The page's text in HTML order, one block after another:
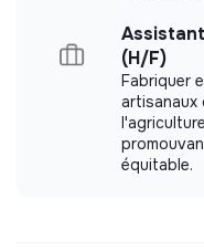
(H/F)
Fabriquer
artisanaux
équitable.